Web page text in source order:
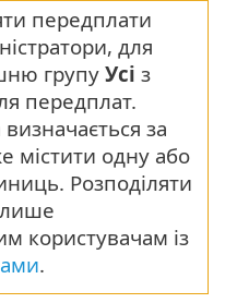
передплати
для
групу Усі з
передплат.
за
містити одну або
Розподіляти
користувачам із
.